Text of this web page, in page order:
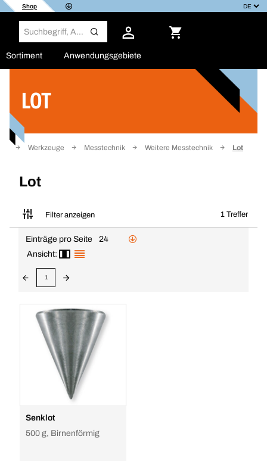
Shop
Sortiment Anwendungsgebiete
LOT
Werkzeuge Messtechnik Weitere Messtechnik Lot
Lot
Filter anzeigen 1 Treffer
Filter
Einträge pro Seite
24
Ansicht:
1
Senklot
500 g, Birnenförmig